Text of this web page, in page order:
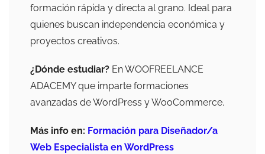
formación rápida y directa al grano. Ideal para
quienes buscan independencia económica y
proyectos creativos.
¿Dónde estudiar? En WOOFREELANCE
ADACEMY que imparte formaciones
avanzadas de WordPress y WooCommerce.
Más info en: Formación para Diseñador/a
Web Especialista en WordPress